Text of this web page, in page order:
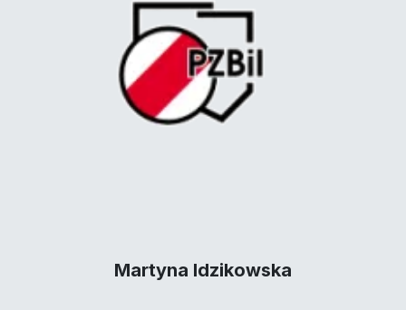
Martyna Idzikowska